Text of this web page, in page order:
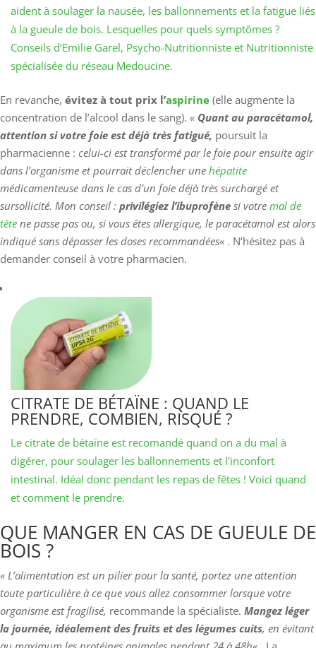
aident à soulager la nausée, les ballonnements et la fatigue liés
à la gueule de bois. Lesquelles pour quels symptômes ?
Conseils d’Emilie Garel, Psycho-Nutritionniste et Nutritionniste
spécialisée du réseau Medoucine.
En revanche, évitez à tout prix l’aspirine (elle augmente la
concentration de l’alcool dans le sang). « Quant au paracétamol,
attention si votre foie est déjà très fatigué, poursuit la
pharmacienne : celui-ci est transformé par le foie pour ensuite agir
dans l’organisme et pourrait déclencher une hépatite
médicamenteuse dans le cas d’un foie déjà très surchargé et
sursollicité. Mon conseil : privilégiez l’ibuprofène si votre mal de
tête ne passe pas ou, si vous êtes allergique, le paracétamol est alors
indiqué sans dépasser les doses recommandées« . N’hésitez pas à
demander conseil à votre pharmacien.
CITRATE DE BÉTAÏNE : QUAND LE
PRENDRE, COMBIEN, RISQUÉ ?
Le citrate de bétaïne est recomandé quand on a du mal à
digérer, pour soulager les ballonnements et l’inconfort
intestinal. Idéal donc pendant les repas de fêtes ! Voici quand
et comment le prendre.
QUE MANGER EN CAS DE GUEULE DE
BOIS ?
« L’alimentation est un pilier pour la santé, portez une attention
toute particulière à ce que vous allez consommer lorsque votre
organisme est fragilisé, recommande la spécialiste. Mangez léger
la journée, idéalement des fruits et des légumes cuits, en évitant